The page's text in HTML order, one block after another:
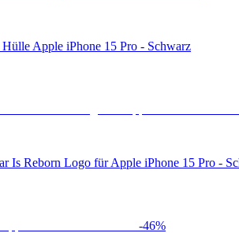
Apple iPhone 15 Pro - Schwarz
Is Reborn Logo für Apple iPhone 15 Pro -
-46%